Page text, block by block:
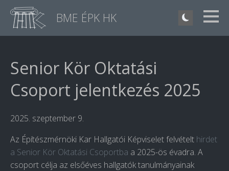
BME ÉPK HK
Senior Kör Oktatási
Csoport jelentkezés 2025
2025. szeptember 9.
Az Építészmérnöki Kar Hallgatói Képviselet felvételt hirdet
a Senior Kör Oktatási Csoportba a 2025-ös évadra. A
csoport célja az elsőéves hallgatók tanulmányainak